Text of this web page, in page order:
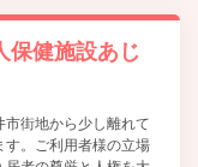
健施設あじ
市街地から少し離れて
す。ご利用者様の立場